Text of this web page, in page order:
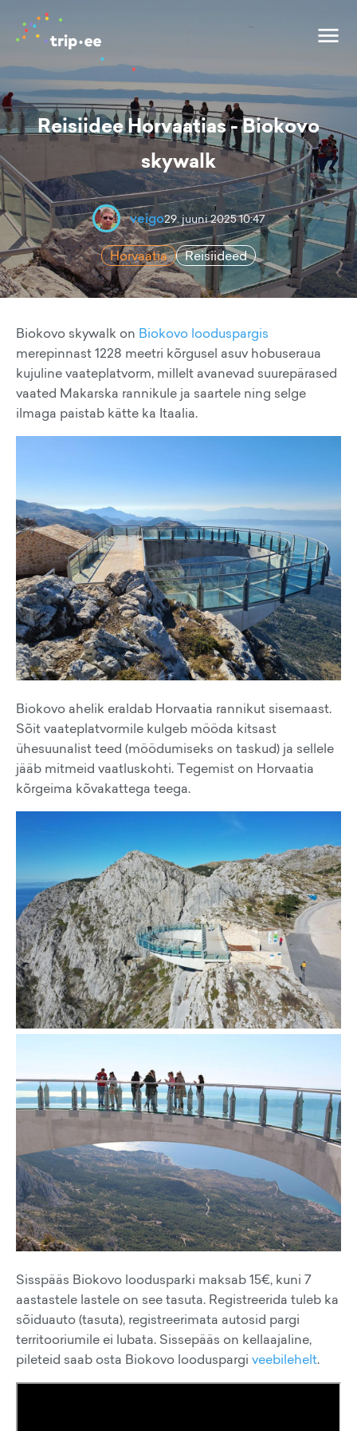
Reisiidee Horvaatias - Biokovo
skywalk
veigo29. juuni 2025 10:47
Horvaatia Reisiideed
Biokovo skywalk on Biokovo looduspargis
merepinnast 1228 meetri kõrgusel asuv hobuseraua
kujuline vaateplatvorm, millelt avanevad suurepärased
vaated Makarska rannikule ja saartele ning selge
ilmaga paistab kätte ka Itaalia.
Biokovo ahelik eraldab Horvaatia rannikut sisemaast.
Sõit vaateplatvormile kulgeb mööda kitsast
ühesuunalist teed (möödumiseks on taskud) ja sellele
jääb mitmeid vaatluskohti. Tegemist on Horvaatia
kõrgeima kõvakattega teega.
Sisspääs Biokovo loodusparki maksab 15€, kuni 7
aastastele lastele on see tasuta. Registreerida tuleb ka
sõiduauto (tasuta), registreerimata autosid pargi
territooriumile ei lubata. Sissepääs on kellaajaline,
pileteid saab osta Biokovo looduspargi veebilehelt.